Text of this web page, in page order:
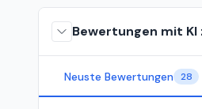
Bewertungen mit
Neuste Bewertungen 28